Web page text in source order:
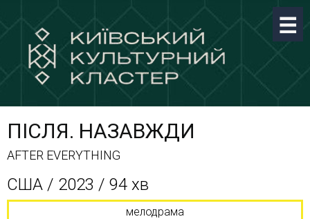
ПІСЛЯ. НАЗАВЖДИ
AFTER EVERYTHING
США / 2023 / 94 хв
мелодрама